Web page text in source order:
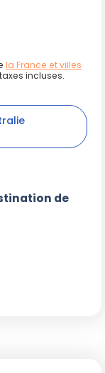
la France et villes
incluses.
de